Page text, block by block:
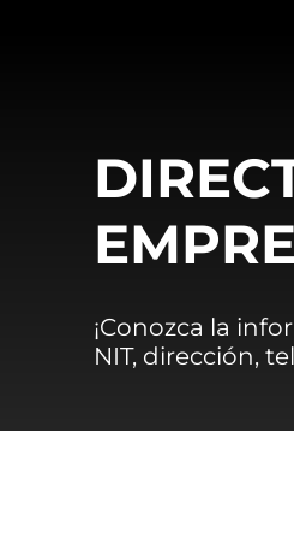
¡Conozca la
NIT, dirección,